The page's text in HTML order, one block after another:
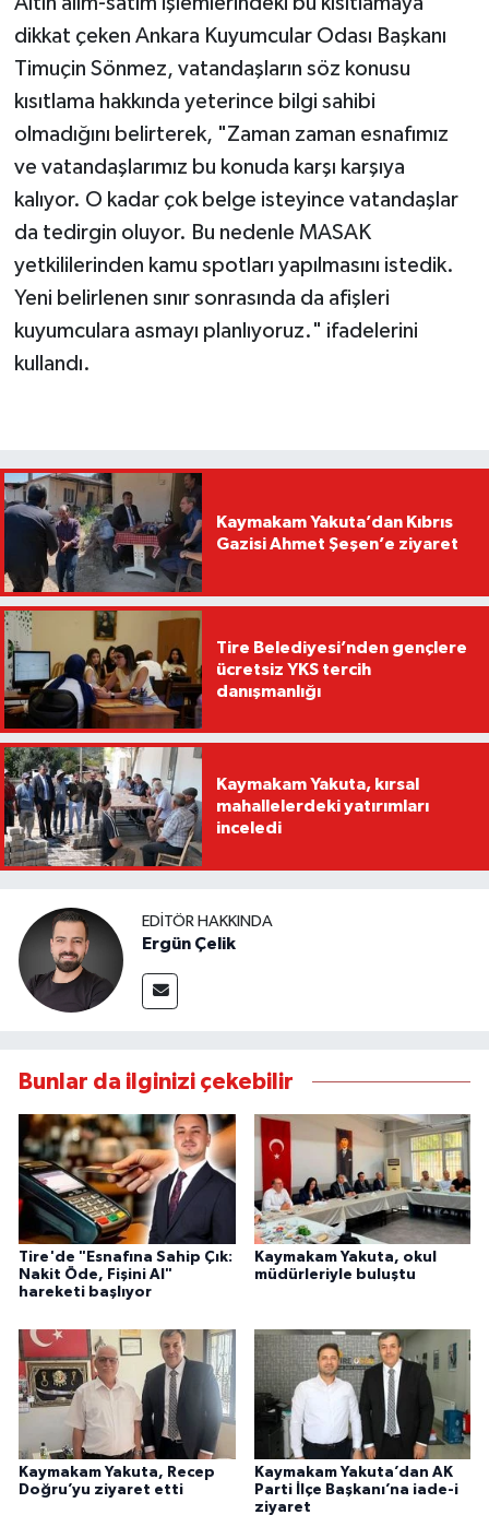
dikkat çeken Ankara Kuyumcular Odası Başkanı
Timuçin Sönmez, vatandaşların söz konusu
kısıtlama hakkında yeterince bilgi sahibi
olmadığını belirterek, "Zaman zaman esnafımız
ve vatandaşlarımız bu konuda karşı karşıya
kalıyor. O kadar çok belge isteyince vatandaşlar
da tedirgin oluyor. Bu nedenle MASAK
yetkililerinden kamu spotları yapılmasını istedik.
Yeni belirlenen sınır sonrasında da afişleri
kuyumculara asmayı planlıyoruz." ifadelerini
kullandı.
Kaymakam Yakuta’dan Kıbrıs
Gazisi Ahmet Şeşen’e ziyaret
Tire Belediyesi’nden gençlere
ücretsiz YKS tercih
danışmanlığı
Kaymakam Yakuta, kırsal
mahallelerdeki yatırımları
inceledi
EDITÖR HAKKINDA
Ergün Çelik
Bunlar da ilginizi çekebilir
Tire'de "Esnafına Sahip Çık:
Nakit Öde, Fişini Al"
hareketi başlıyor
Kaymakam Yakuta, okul
müdürleriyle buluştu
Kaymakam Yakuta, Recep
Doğru’yu ziyaret etti
Kaymakam Yakuta’dan AK
Parti İlçe Başkanı’na iade-i
ziyaret